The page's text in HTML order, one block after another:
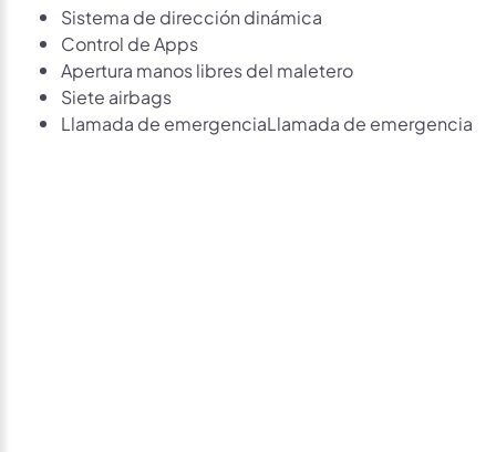
Sistema de dirección dinámica
Control de Apps
Apertura manos libres del maletero
Siete airbags
Llamada de emergenciaLlamada de emergencia